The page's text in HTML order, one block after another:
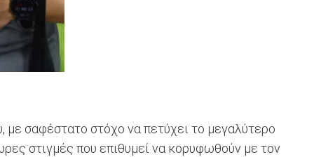
με σαφέστατο στόχο να πετύχει το μεγαλύτερο
στιγμές που επιθυμεί να κορυφωθούν με τον